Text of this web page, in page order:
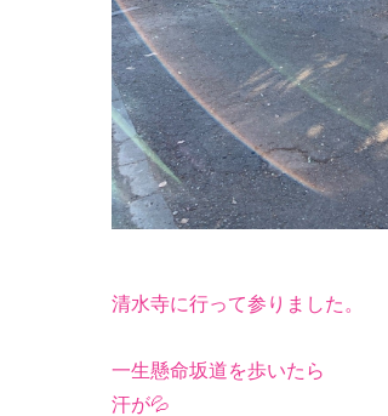
清水寺に行って参りました。
一生懸命坂道を歩いたら
汗が💦